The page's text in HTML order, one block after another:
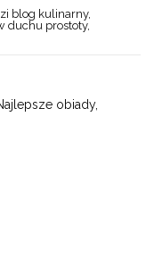
blog kulinarny,
duchu prostoty,
obiady,